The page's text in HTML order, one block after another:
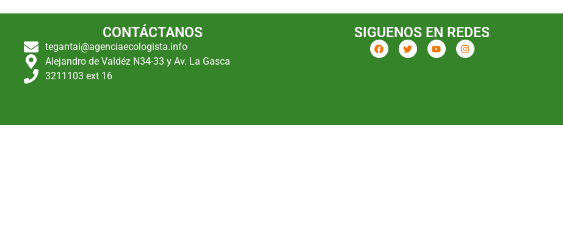
CONTÁCTANOS
tegantai@agenciaecologista.info
Alejandro de Valdéz N34-33 y Av. La Gasca
3211103 ext 16
SIGUENOS EN REDES